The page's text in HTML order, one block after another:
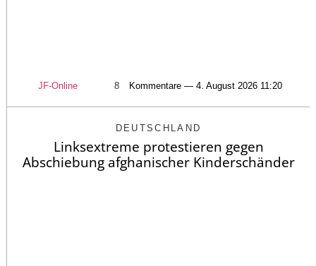
JF-Online 8 Kommentare — 4. August 2026 11:20
DEUTSCHLAND
Linksextreme protestieren gegen
Abschiebung afghanischer Kinderschänder